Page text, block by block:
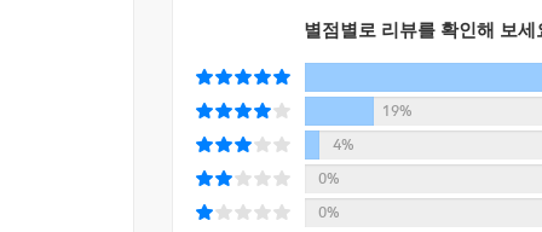
2035년, 경마 경기의 기수는 인간에서 휴머노이
그전보다 훨씬 빠르게 질주해야 한다. 계속 빠
투데이의 파트너로 호흡을 맞춰온 휴머노이드 기
잃기 전에, 투데이를 지키기 위해.
★“살아간다는 건 늘 그런 기회를 맞닥뜨리는 거잖
별점별로 리뷰를 확인해 보세
19%
4%
0%
0%